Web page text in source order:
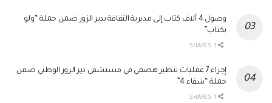
وصول 4 آلاف كتاب إلى مديرية الثقافة بدير الزور ضمن حملة “ولو
بكتاب”
إجراء 7 عمليات تنظير هضمي في مستشفى دير الزور الوطني ضمن
حملة “شفاء 4”